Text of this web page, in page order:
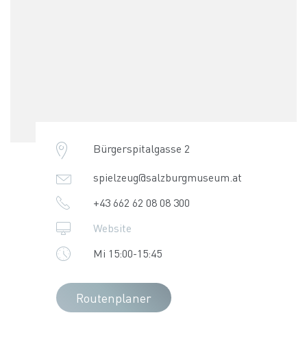
Bürgerspitalgasse 2
spielzeug@salzburgmuseum.at
+43 662 62 08 08 300
Website
Mi 15:00-15:45
Routenplaner